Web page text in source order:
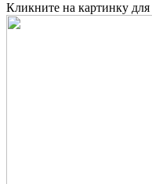
Кликните на картинку